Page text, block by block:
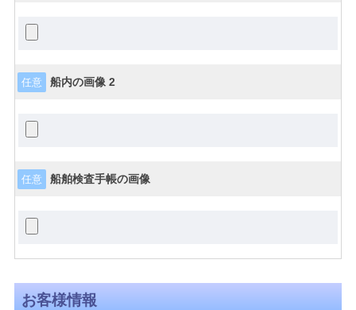
任意 船内の画像 2
任意 船舶検査手帳の画像
お客様情報